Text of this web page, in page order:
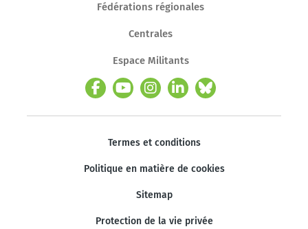
Fédérations régionales
Centrales
Espace Militants
Termes et conditions
Politique en matière de cookies
Sitemap
Protection de la vie privée